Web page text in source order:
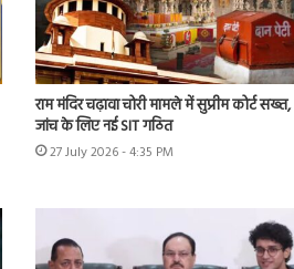
राम मंदिर चढ़ावा चोरी मामले में सुप्रीम कोर्ट सख्त,
जांच के लिए नई SIT गठित
27 July 2026 - 4:35 PM